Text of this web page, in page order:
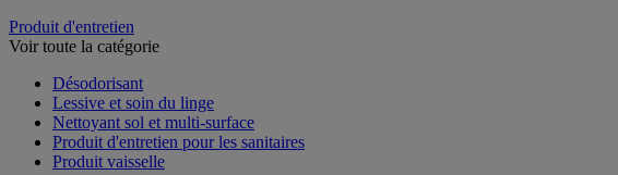
Produit d'entretien
Voir toute la catégorie
Désodorisant
Lessive et soin du linge
Nettoyant sol et multi-surface
Produit d'entretien pour les sanitaires
Produit vaisselle